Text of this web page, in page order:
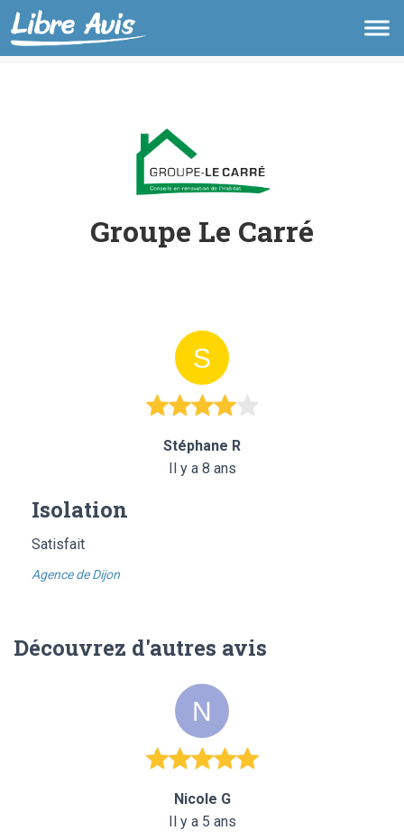
Groupe Le Carré
Stéphane R
Il y a 8 ans
Isolation
Satisfait
Agence de Dijon
Découvrez d'autres avis
Nicole G
Il y a 5 ans